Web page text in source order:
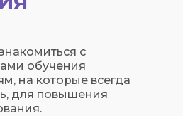
с
обучения
на которые всегда
для повышения